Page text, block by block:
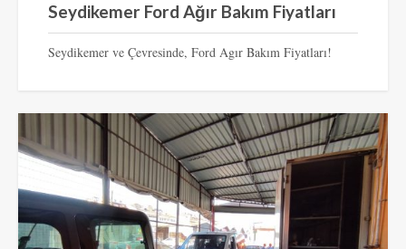
Seydikemer Ford Ağır Bakım Fiyatları
Seydikemer ve Çevresinde, Ford Agır Bakım Fiyatları!